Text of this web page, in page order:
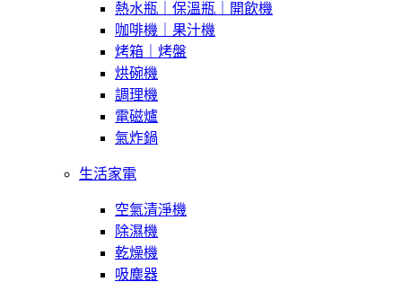
熱水瓶｜保溫瓶｜開飲機
咖啡機｜果汁機
烤箱｜烤盤
烘碗機
調理機
電磁爐
氣炸鍋
生活家電
空氣清淨機
除濕機
乾燥機
吸塵器